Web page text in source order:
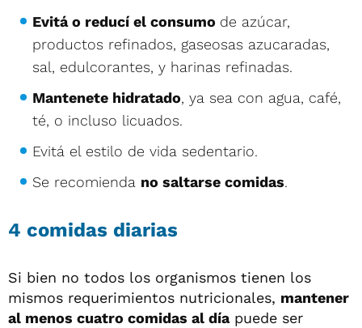
Evitá o reducí el consumo de azúcar,
productos refinados, gaseosas azucaradas,
sal, edulcorantes, y harinas refinadas.
Mantenete hidratado, ya sea con agua, café,
té, o incluso licuados.
Evitá el estilo de vida sedentario.
Se recomienda no saltarse comidas.
4 comidas diarias
Si bien no todos los organismos tienen los
mismos requerimientos nutricionales, mantener
al menos cuatro comidas al díapuede ser